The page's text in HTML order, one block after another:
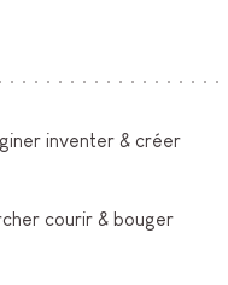
inventer & créer
courir & bouger